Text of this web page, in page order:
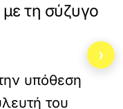
με τη σύζυγο
υπόθεση
του
›